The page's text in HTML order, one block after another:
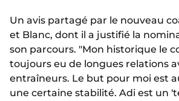
Un avis partagé par le nouveau
et Blanc, dont il a justifié la
son parcours. "Mon historique le
toujours eu de longues relations
entraîneurs. Le but pour moi est
une certaine stabilité. Adi est un